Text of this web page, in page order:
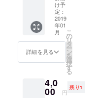
のイ
メージ
で作ら
れたT
シャ
ツ！ 茶
色ボ
ディに
ゴール
ントで
す。Lサ
け予
定：
2019
年01
月
詳細を見る
こ
の
リ
タ
ー
ン
を
選
択
す
る
4,0
00 円
残り1